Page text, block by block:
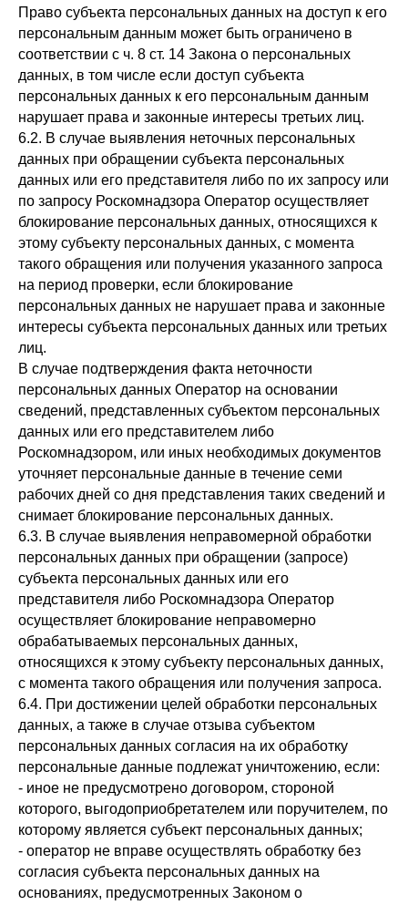
Право субъекта персональных данных на доступ к его
персональным данным может быть ограничено в
соответствии с ч. 8 ст. 14 Закона о персональных
данных, в том числе если доступ субъекта
персональных данных к его персональным данным
нарушает права и законные интересы третьих лиц.
6.2. В случае выявления неточных персональных
данных при обращении субъекта персональных
данных или его представителя либо по их запросу или
по запросу Роскомнадзора Оператор осуществляет
блокирование персональных данных, относящихся к
этому субъекту персональных данных, с момента
такого обращения или получения указанного запроса
на период проверки, если блокирование
персональных данных не нарушает права и законные
интересы субъекта персональных данных или третьих
лиц.
В случае подтверждения факта неточности
персональных данных Оператор на основании
сведений, представленных субъектом персональных
данных или его представителем либо
Роскомнадзором, или иных необходимых документов
уточняет персональные данные в течение семи
рабочих дней со дня представления таких сведений и
снимает блокирование персональных данных.
6.3. В случае выявления неправомерной обработки
персональных данных при обращении (запросе)
субъекта персональных данных или его
представителя либо Роскомнадзора Оператор
осуществляет блокирование неправомерно
обрабатываемых персональных данных,
относящихся к этому субъекту персональных данных,
с момента такого обращения или получения запроса.
6.4. При достижении целей обработки персональных
данных, а также в случае отзыва субъектом
персональных данных согласия на их обработку
персональные данные подлежат уничтожению, если:
- иное не предусмотрено договором, стороной
которого, выгодоприобретателем или поручителем, по
которому является субъект персональных данных;
- оператор не вправе осуществлять обработку без
согласия субъекта персональных данных на
основаниях, предусмотренных Законом о